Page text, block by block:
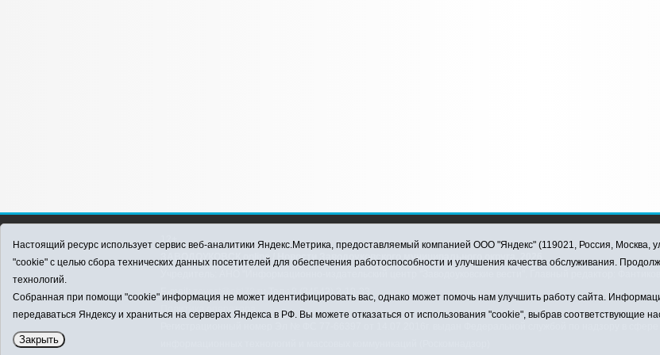
ЗАВОДОУКОВСК online / Новости Заводоуковского муниципального округа, 2026
E-mail:
Тел.: 8 (34542) 2-10-33
Политика оператора
Настоящий ресурс использует сервис веб-аналитики Яндекс.Метрика, предоставляемый компанией ООО "Яндекс" (119021, Россия,
"cookie" с целью сбора технических данных посетителей для обеспечения работоспособности и улучшения качества обслуживания.
технологий.
Собранная при помощи "cookie" информация не может идентифицировать вас, однако может помочь нам улучшить работу сайта.
передаваться Яндексу и храниться на серверах Яндекса в РФ. Вы можете отказаться от использования "cookie", выбрав соответствующие
Закрыть